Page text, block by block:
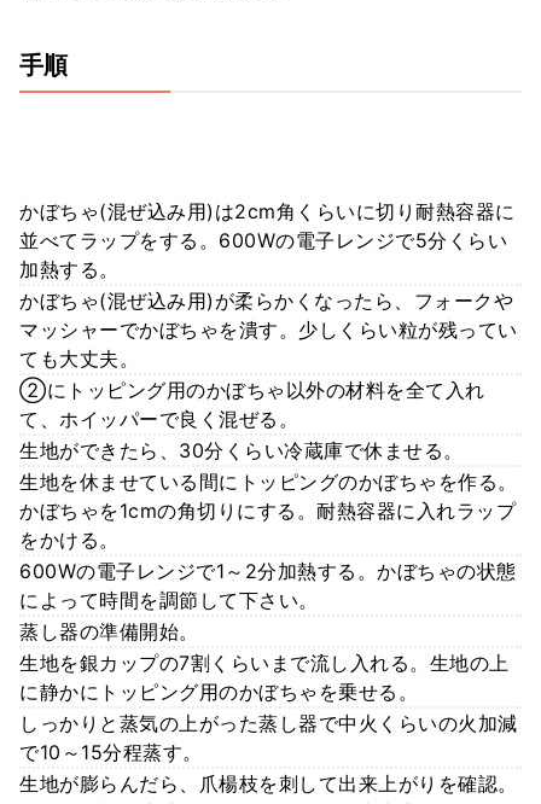
手順
かぼちゃ(混ぜ込み用)は2cm角くらいに切り耐熱容器に
並べてラップをする。600Wの電子レンジで5分くらい
加熱する。
かぼちゃ(混ぜ込み用)が柔らかくなったら、フォークや
マッシャーでかぼちゃを潰す。少しくらい粒が残ってい
ても大丈夫。
②にトッピング用のかぼちゃ以外の材料を全て入れ
て、ホイッパーで良く混ぜる。
生地ができたら、30分くらい冷蔵庫で休ませる。
生地を休ませている間にトッピングのかぼちゃを作る。
かぼちゃを1cmの角切りにする。耐熱容器に入れラップ
をかける。
600Wの電子レンジで1～2分加熱する。かぼちゃの状態
によって時間を調節して下さい。
蒸し器の準備開始。
生地を銀カップの7割くらいまで流し入れる。生地の上
に静かにトッピング用のかぼちゃを乗せる。
しっかりと蒸気の上がった蒸し器で中火くらいの火加減
で10～15分程蒸す。
生地が膨らんだら、爪楊枝を刺して出来上がりを確認。